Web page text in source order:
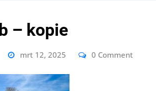
– kopie
mrt 12, 2025 0 Comment